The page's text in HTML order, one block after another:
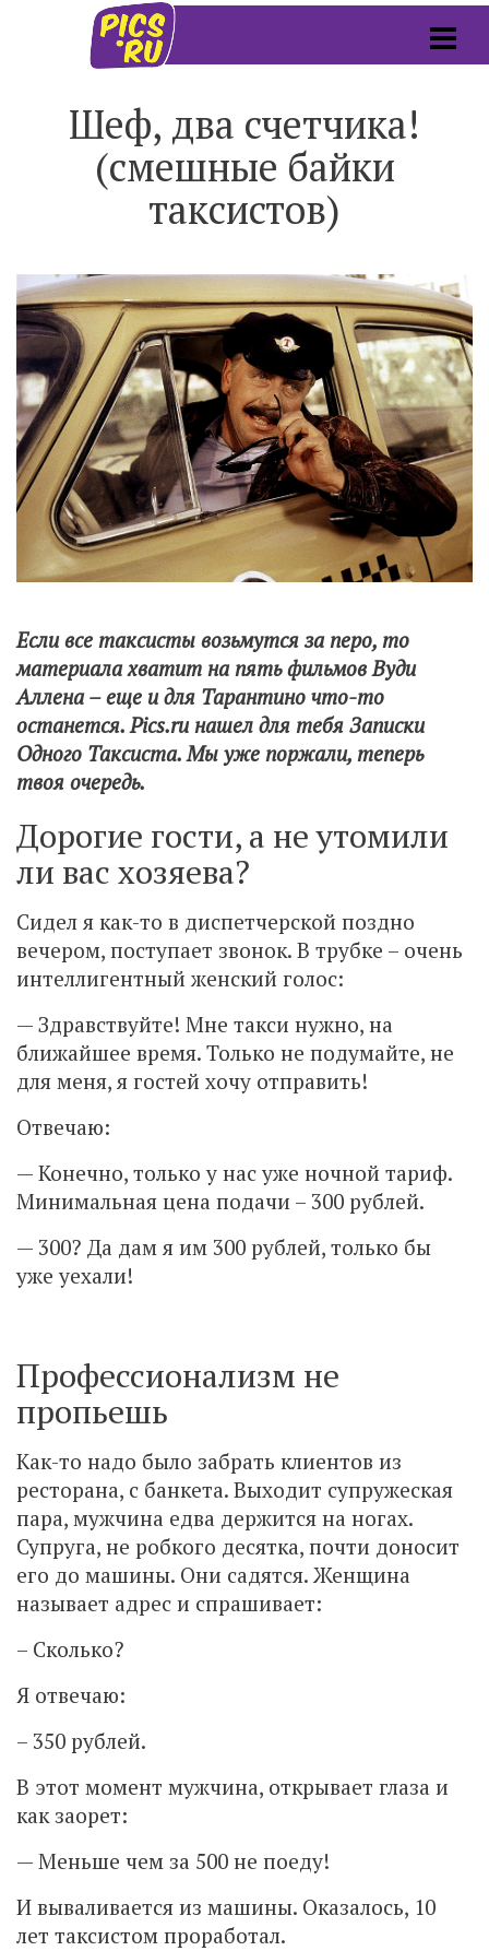
Шеф, два счетчика!
(смешные байки
таксистов)
Если все таксисты возьмутся за перо, то
материала хватит на пять фильмов Вуди
Аллена – еще и для Тарантино что-то
останется. Pics.ru нашел для тебя Записки
Одного Таксиста. Мы уже поржали, теперь
твоя очередь.
Дорогие гости, а не утомили
ли вас хозяева?
Сидел я как-то в диспетчерской поздно
вечером, поступает звонок. В трубке – очень
интеллигентный женский голос:
— Здравствуйте! Мне такси нужно, на
ближайшее время. Только не подумайте, не
для меня, я гостей хочу отправить!
Отвечаю:
— Конечно, только у нас уже ночной тариф.
Минимальная цена подачи – 300 рублей.
— 300? Да дам я им 300 рублей, только бы
уже уехали!
Профессионализм не
пропьешь
Как-то надо было забрать клиентов из
ресторана, с банкета. Выходит супружеская
пара, мужчина едва держится на ногах.
Супруга, не робкого десятка, почти доносит
его до машины. Они садятся. Женщина
называет адрес и спрашивает:
– Сколько?
Я отвечаю:
– 350 рублей.
В этот момент мужчина, открывает глаза и
как заорет:
— Меньше чем за 500 не поеду!
И вываливается из машины. Оказалось, 10
лет таксистом проработал.